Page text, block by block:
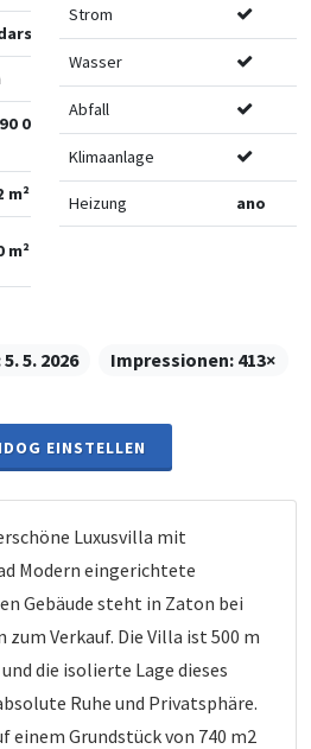
000
m²
m²
Strom
Wasser
Abfall
Klimaanlage
Heizung ano
5. 5. 2026 Impressionen: 413×
EINSTELLEN
Luxusvilla mit
Modern eingerichtete
Gebäude steht in Zaton bei
Verkauf. Die Villa ist 500 m
die isolierte Lage dieses
Ruhe und Privatsphäre.
einem Grundstück von 740 m2